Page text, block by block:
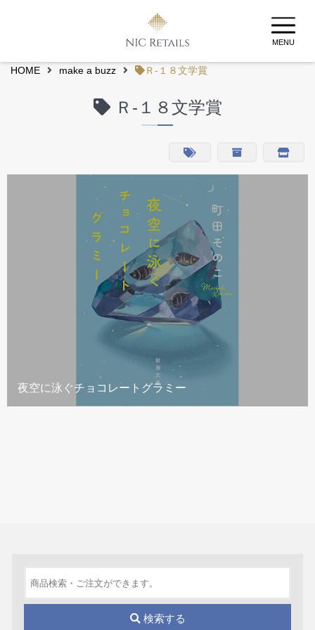
MENU
HOME make a buzz Ｒ‐１８文学賞
Ｒ‐１８文学賞
夜空に泳ぐチョコレートグラミー
検索する